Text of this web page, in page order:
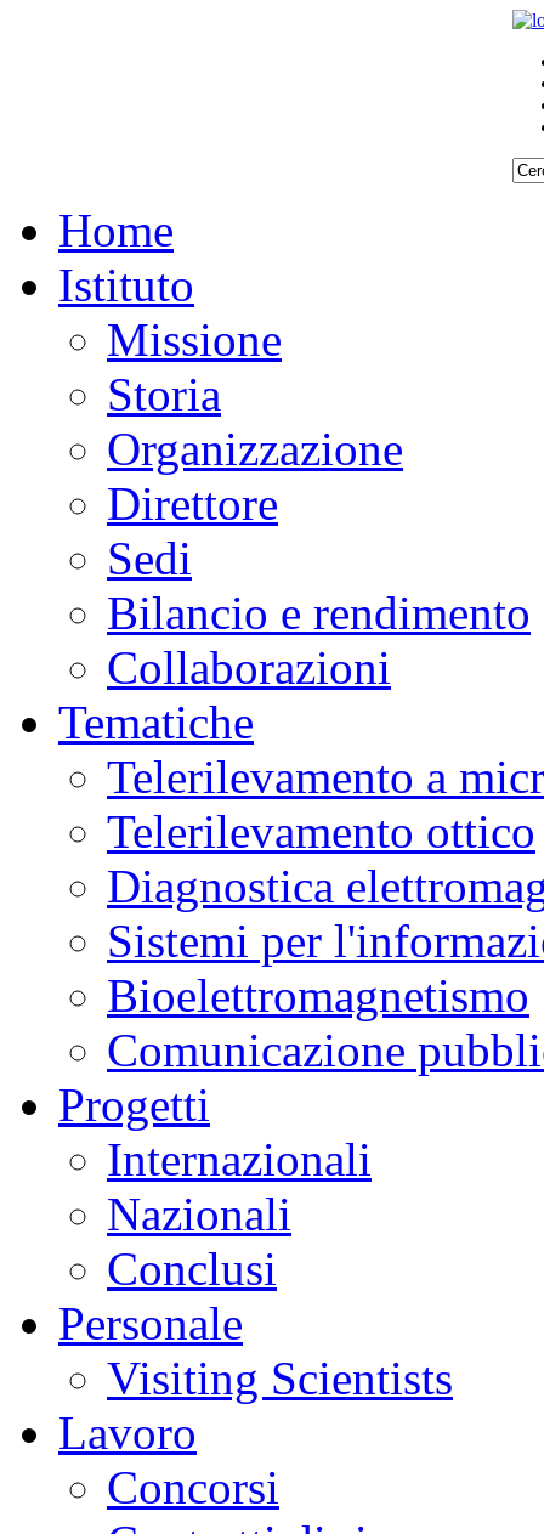
Home
Istituto
Missione
Storia
Organizzazione
Direttore
Sedi
Bilancio e rendimento
Collaborazioni
Tematiche
Telerilevamento a
Telerilevamento ottico
Diagnostica
Sistemi per
Bioelettromagnetismo
Comunicazione
Progetti
Internazionali
Nazionali
Conclusi
Personale
Visiting Scientists
Lavoro
Concorsi